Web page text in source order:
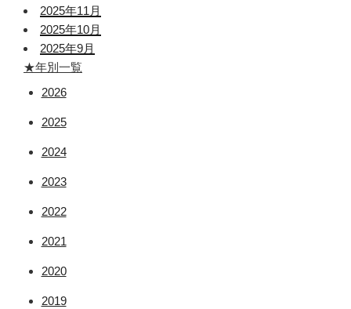
2025年11月
2025年10月
2025年9月
★年別一覧
2026
2025
2024
2023
2022
2021
2020
2019